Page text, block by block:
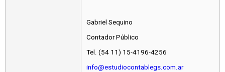
Gabriel Sequino
Contador Público
Tel. (54 11) 15-4196-4256
info@estudiocontablegs.com.ar